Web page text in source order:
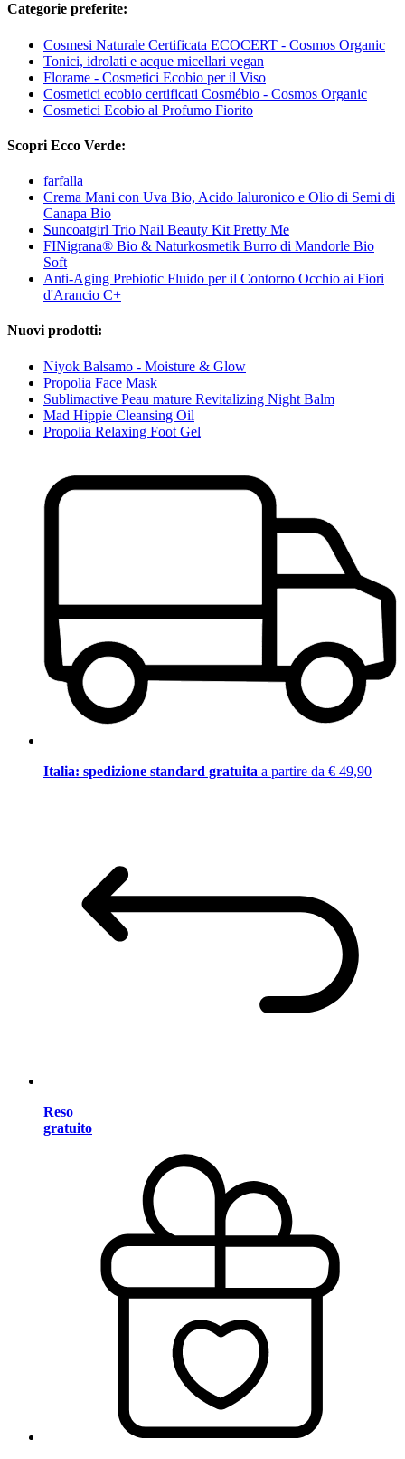
Categorie preferite:
Cosmesi Naturale Certificata ECOCERT - Cosmos Organic
Tonici, idrolati e acque micellari vegan
Florame - Cosmetici Ecobio per il Viso
Cosmetici ecobio certificati Cosmébio - Cosmos Organic
Cosmetici Ecobio al Profumo Fiorito
Scopri Ecco Verde:
farfalla
Crema Mani con Uva Bio, Acido Ialuronico e Olio di Semi di
Canapa Bio
Suncoatgirl Trio Nail Beauty Kit Pretty Me
FINigrana® Bio & Naturkosmetik Burro di Mandorle Bio
Soft
Anti-Aging Prebiotic Fluido per il Contorno Occhio ai Fiori
d'Arancio C+
Nuovi prodotti:
Niyok Balsamo - Moisture & Glow
Propolia Face Mask
Sublimactive Peau mature Revitalizing Night Balm
Mad Hippie Cleansing Oil
Propolia Relaxing Foot Gel
Italia: spedizione standard gratuita a partire da € 49,90
Reso
gratuito